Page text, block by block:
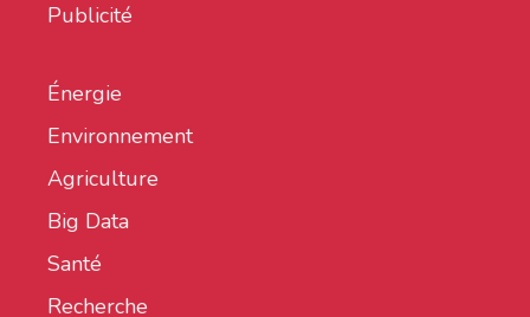
Publicité
Énergie
Environnement
Agriculture
Big Data
Santé
Recherche